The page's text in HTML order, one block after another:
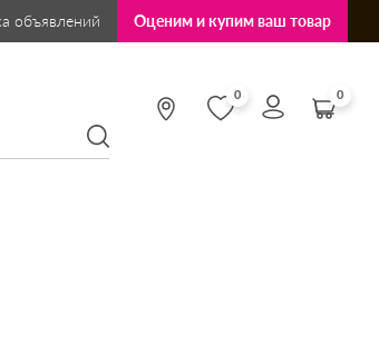
объявлений Оценим и купим ваш товар
0 0